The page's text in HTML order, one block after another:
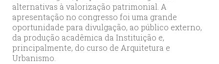
alternativas à valorização patrimonial. A
apresentação no congresso foi uma grande
oportunidade para divulgação, ao público externo,
da produção acadêmica da Instituição e,
principalmente, do curso de Arquitetura e
Urbanismo.